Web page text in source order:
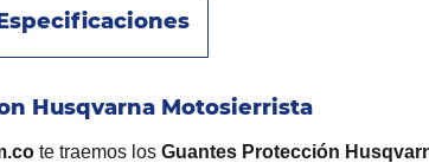
Husqvarna Motosierrista
te traemos los Guantes Protección